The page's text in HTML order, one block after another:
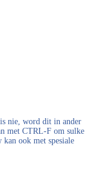
nie, word dit in ander
met CTRL-F om sulke
ook met spesiale